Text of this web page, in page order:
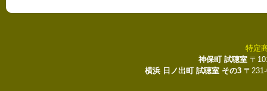
特定
神保町 試聴室 〒
横浜 日ノ出町 試聴室 その3 〒